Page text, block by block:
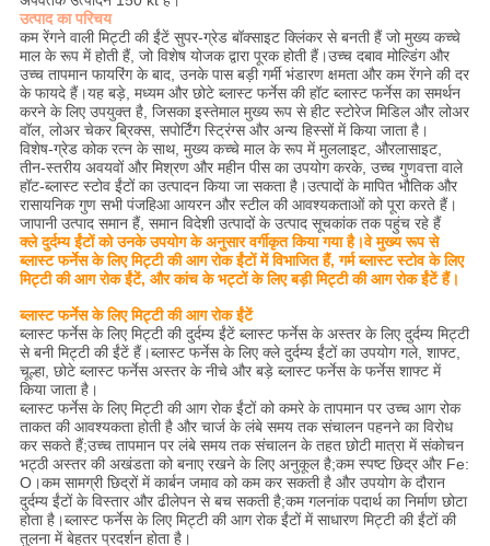
उत्पाद का परिचय
कम रेंगने वाली मिट्टी की ईंटें सुपर-ग्रेड बॉक्साइट क्लिंकर से बनती हैं जो मुख्य कच्चे
माल के रूप में होती हैं, जो विशेष योजक द्वारा पूरक होती हैं।उच्च दबाव मोल्डिंग और
उच्च तापमान फायरिंग के बाद, उनके पास बड़ी गर्मी भंडारण क्षमता और कम रेंगने की दर
के फायदे हैं।यह बड़े, मध्यम और छोटे ब्लास्ट फर्नेस की हॉट ब्लास्ट फर्नेस का समर्थन
करने के लिए उपयुक्त है, जिसका इस्तेमाल मुख्य रूप से हीट स्टोरेज मिडिल और लोअर
वॉल, लोअर चेकर ब्रिक्स, सपोर्टिंग स्ट्रिंग्स और अन्य हिस्सों में किया जाता है।
विशेष-ग्रेड कोक रत्न के साथ, मुख्य कच्चे माल के रूप में मुललाइट, औरलासाइट,
तीन-स्तरीय अवयवों और मिश्रण और महीन पीस का उपयोग करके, उच्च गुणवत्ता वाले
हॉट-ब्लास्ट स्टोव ईंटों का उत्पादन किया जा सकता है।उत्पादों के मापित भौतिक और
रासायनिक गुण सभी पंजहिआ आयरन और स्टील की आवश्यकताओं को पूरा करते हैं।
जापानी उत्पाद समान हैं, समान विदेशी उत्पादों के उत्पाद सूचकांक तक पहुंच रहे हैं
क्ले दुर्दम्य ईंटों को उनके उपयोग के अनुसार वर्गीकृत किया गया है।वे मुख्य रूप से
ब्लास्ट फर्नेस के लिए मिट्टी की आग रोक ईंटों में विभाजित हैं, गर्म ब्लास्ट स्टोव के लिए
मिट्टी की आग रोक ईंटें, और कांच के भट्टों के लिए बड़ी मिट्टी की आग रोक ईंटें हैं।
ब्लास्ट फर्नेस के लिए मिट्टी की आग रोक ईंटें
ब्लास्ट फर्नेस के लिए मिट्टी की दुर्दम्य ईंटें ब्लास्ट फर्नेस के अस्तर के लिए दुर्दम्य मिट्टी
से बनी मिट्टी की ईंटें हैं।ब्लास्ट फर्नेस के लिए क्ले दुर्दम्य ईंटों का उपयोग गले, शाफ्ट,
चूल्हा, छोटे ब्लास्ट फर्नेस अस्तर के नीचे और बड़े ब्लास्ट फर्नेस के फर्नेस शाफ्ट में
किया जाता है।
ब्लास्ट फर्नेस के लिए मिट्टी की आग रोक ईंटों को कमरे के तापमान पर उच्च आग रोक
ताकत की आवश्यकता होती है और चार्ज के लंबे समय तक संचालन पहनने का विरोध
कर सकते हैं;उच्च तापमान पर लंबे समय तक संचालन के तहत छोटी मात्रा में संकोचन
भट्ठी अस्तर की अखंडता को बनाए रखने के लिए अनुकूल है;कम स्पष्ट छिद्र और Fe:
O।कम सामग्री छिद्रों में कार्बन जमाव को कम कर सकती है और उपयोग के दौरान
दुर्दम्य ईंटों के विस्तार और ढीलेपन से बच सकती है;कम गलनांक पदार्थ का निर्माण छोटा
होता है।ब्लास्ट फर्नेस के लिए मिट्टी की आग रोक ईंटों में साधारण मिट्टी की ईंटों की
तुलना में बेहतर प्रदर्शन होता है।